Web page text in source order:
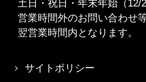
土日・祝日・年末年始（12/
営業時間外のお問い合わせ
翌営業時間内となります。
サイトポリシー